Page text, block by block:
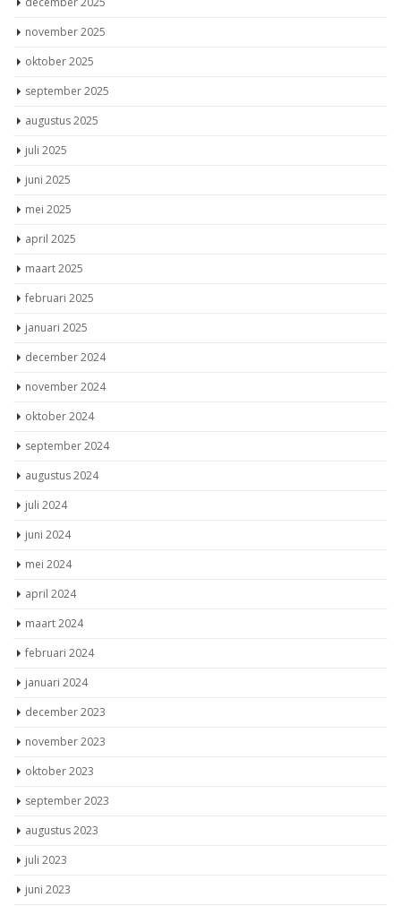
november 2025
oktober 2025
september 2025
augustus 2025
juli 2025
juni 2025
mei 2025
april 2025
maart 2025
februari 2025
januari 2025
december 2024
november 2024
oktober 2024
september 2024
augustus 2024
juli 2024
juni 2024
mei 2024
april 2024
maart 2024
februari 2024
januari 2024
december 2023
november 2023
oktober 2023
september 2023
augustus 2023
juli 2023
juni 2023